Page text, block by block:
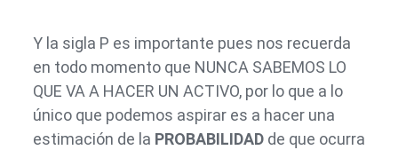
Y la sigla P es importante pues nos recuerda
en todo momento que NUNCA SABEMOS LO
QUE VA A HACER UN ACTIVO, por lo que a lo
único que podemos aspirar es a hacer una
estimación de la PROBABILIDADde que ocurra